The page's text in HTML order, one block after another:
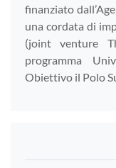
finanziato
una cordata di
(joint venture
programma
Obiettivo il Polo